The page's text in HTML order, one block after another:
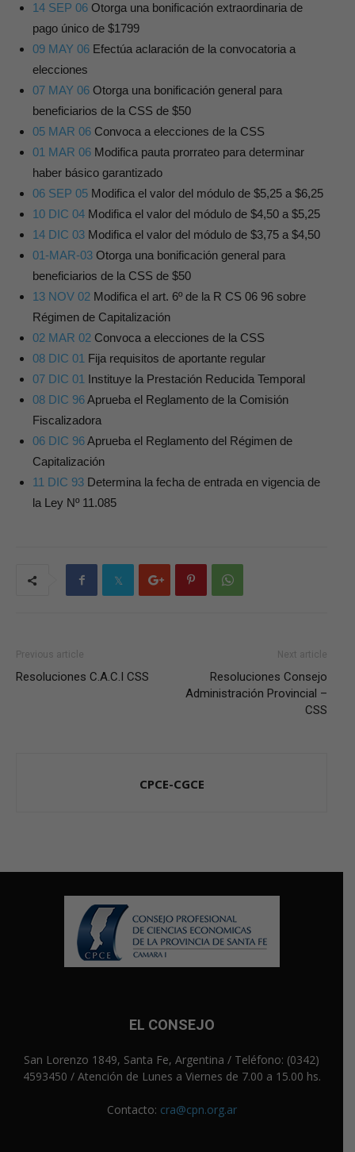
14 SEP 06 Otorga una bonificación extraordinaria de
pago único de $1799
09 MAY 06 Efectúa aclaración de la convocatoria a
elecciones
07 MAY 06 Otorga una bonificación general para
beneficiarios de la CSS de $50
05 MAR 06 Convoca a elecciones de la CSS
01 MAR 06 Modifica pauta prorrateo para determinar
haber básico garantizado
06 SEP 05 Modifica el valor del módulo de $5,25 a $6,25
10 DIC 04 Modifica el valor del módulo de $4,50 a $5,25
14 DIC 03 Modifica el valor del módulo de $3,75 a $4,50
01-MAR-03 Otorga una bonificación general para
beneficiarios de la CSS de $50
13 NOV 02 Modifica el art. 6º de la R CS 06 96 sobre
Régimen de Capitalización
02 MAR 02 Convoca a elecciones de la CSS
08 DIC 01 Fija requisitos de aportante regular
07 DIC 01 Instituye la Prestación Reducida Temporal
08 DIC 96Aprueba el Reglamento de la Comisión
Fiscalizadora
06 DIC 96Aprueba el Reglamento del Régimen de
Capitalización
11 DIC 93 Determina la fecha de entrada en vigencia de
la Ley Nº 11.085
Previous article
Resoluciones C.A.C.I CSS
Next article
Resoluciones Consejo
Administración Provincial –
CSS
CPCE-CGCE
EL CONSEJO
San Lorenzo 1849, Santa Fe, Argentina / Teléfono: (0342)
4593450 / Atención de Lunes a Viernes de 7.00 a 15.00 hs.
Contacto: cra@cpn.org.ar